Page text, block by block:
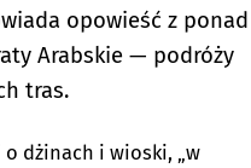
opowieść z ponad
Arabskie — podróży
tras.
dżinach i wioski, „w